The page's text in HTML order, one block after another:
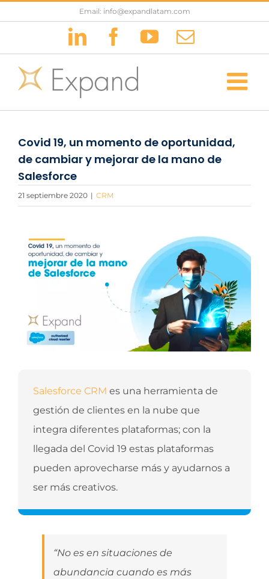
Email: info@expandlatam.com
LinkedInFacebook
YouTubeCorreo
Covid 19, un momento de oportunidad,
de cambiar y mejorar de la mano de
Salesforce
21 septiembre 2020 | CRM
Salesforce CRM es una herramienta de
gestión de clientes en la nube que
integra diferentes plataformas; con la
llegada del Covid 19 estas plataformas
pueden aprovecharse más y ayudarnos a
ser más creativos.
“No es en situaciones de
abundancia cuando es más